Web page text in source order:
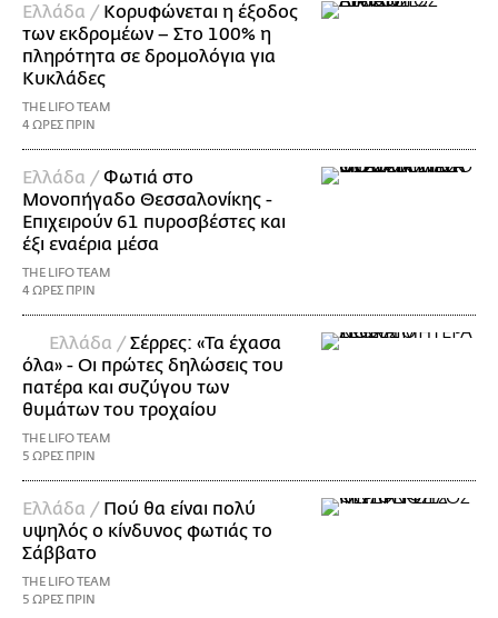
Ελλάδα / Κορυφώνεται η έξοδος
των εκδρομέων – Στο 100% η
πληρότητα σε δρομολόγια για
Κυκλάδες
THE LIFO TEAM
4 ΩΡΕΣ ΠΡΙΝ
Ελλάδα /Φωτιά στο
Μονοπήγαδο Θεσσαλονίκης -
Επιχειρούν 61 πυροσβέστες και
έξι εναέρια μέσα
THE LIFO TEAM
4 ΩΡΕΣ ΠΡΙΝ
Ελλάδα /Σέρρες: «Τα έχασα
όλα» - Οι πρώτες δηλώσεις του
πατέρα και συζύγου των
θυμάτων του τροχαίου
THE LIFO TEAM
5 ΩΡΕΣ ΠΡΙΝ
Ελλάδα / Πού θα είναι πολύ
υψηλός ο κίνδυνος φωτιάς το
Σάββατο
THE LIFO TEAM
5 ΩΡΕΣ ΠΡΙΝ